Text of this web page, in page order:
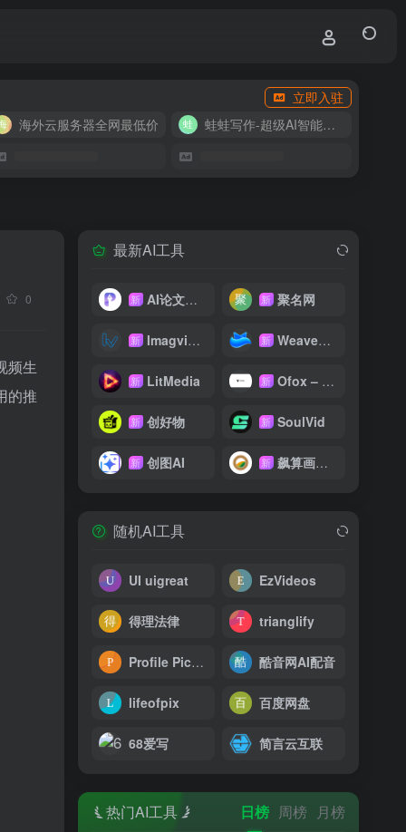
立即入驻
海外云服务器全网最低价
蛙蛙写作-超级AI智能写作助手
0
频生
的推
最新AI工具
新 AI论文写作 新 聚名网
新 Imagvio AI 新 WeaveFox
新 LitMedia 新 Ofox – 大模型 API 聚合平台
新 创好物 新 SoulVid
新 创图AI 新 飙算画影网
随机AI工具
UI uigreat EzVideos
得理法律 trianglify
Profile Picture AI 酷音网AI配音
lifeofpix 百度网盘
68爱写 简言云互联
热门AI工具 日榜 周榜 月榜